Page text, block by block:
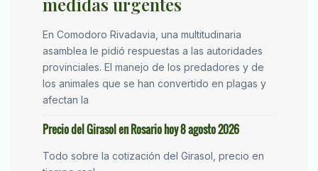
En Comodoro Rivadavia, una multitudinaria
asamblea le pidió respuestas a las autoridades
provinciales. El manejo de los predadores y de
los animales que se han convertido en plagas y
afectan la
Precio del Girasol en Rosario hoy 8 agosto 2026
Todo sobre la cotización del Girasol, precio en